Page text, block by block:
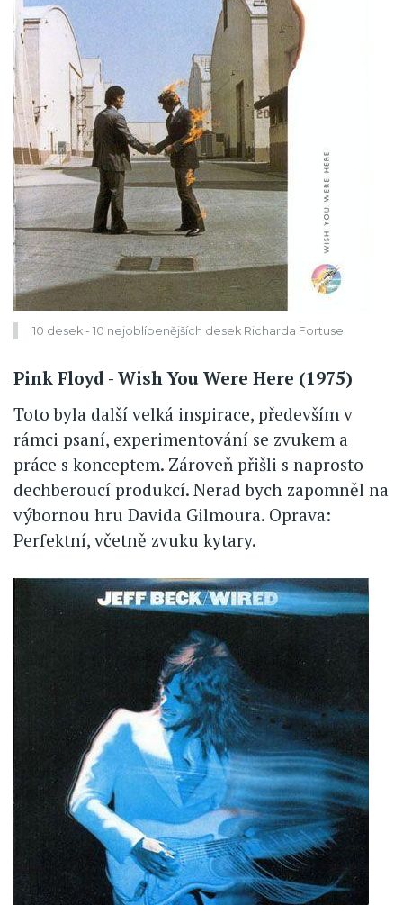
10 desek - 10 nejoblíbenějších desek Richarda Fortuse
Pink Floyd - Wish You Were Here (1975)
Toto byla další velká inspirace, především v
rámci psaní, experimentování se zvukem a
práce s konceptem. Zároveň přišli s naprosto
dechberoucí produkcí. Nerad bych zapomněl na
výbornou hru Davida Gilmoura. Oprava:
Perfektní, včetně zvuku kytary.